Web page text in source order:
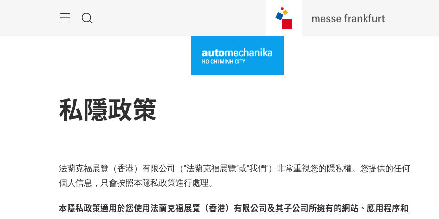
Navigation
搜
私隱政策
法蘭克福展覽（香港）有限公司（“法蘭克福展覽”或“我們”）非常重視您的隱私權。您提供的任何
個人信息，只會按照本隱私政策進行處理。
本隱私政策適用於您使用法蘭克福展覽（香港）有限公司及其子公司所擁有的網站、應用程序和